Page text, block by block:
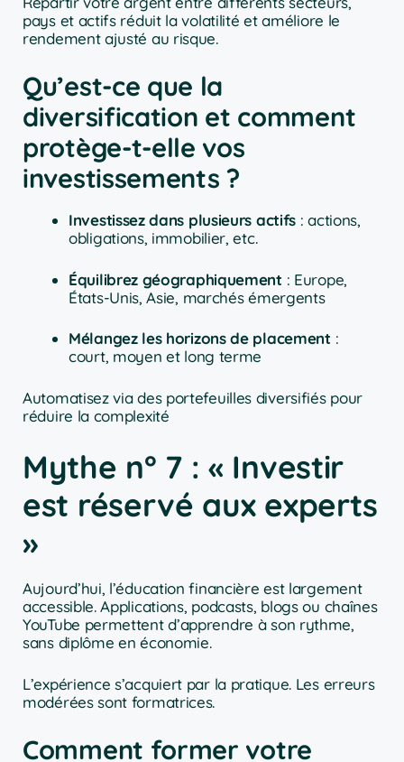
pays et actifs réduit la volatilité et améliore le
rendement ajusté au risque.
Qu’est-ce que la
diversification et comment
protège-t-elle vos
investissements ?
Investissez dans plusieurs actifs : actions,
obligations, immobilier, etc.
Équilibrez géographiquement : Europe,
États-Unis, Asie, marchés émergents
Mélangez les horizons de placement :
court, moyen et long terme
Automatisez via des portefeuilles diversifiés pour
réduire la complexité
Mythe n° 7 : « Investir
est réservé aux experts
»
Aujourd’hui, l’éducation financière est largement
accessible. Applications, podcasts, blogs ou chaînes
YouTube permettent d’apprendre à son rythme,
sans diplôme en économie.
L’expérience s’acquiert par la pratique. Les erreurs
modérées sont formatrices.
Comment former votre